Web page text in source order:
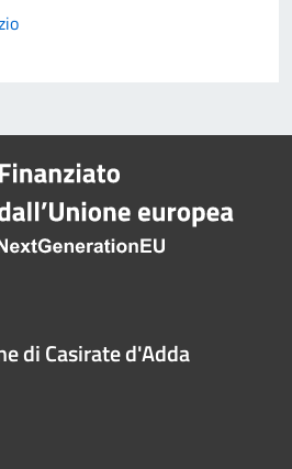
di Casirate d'Adda